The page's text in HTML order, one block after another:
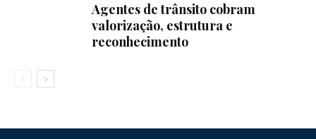
Agentes de trânsito cobram
valorização, estrutura e
reconhecimento